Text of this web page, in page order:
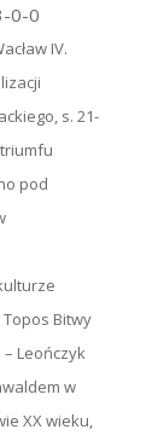
0-0
IV.
s. 21-
pod
Bitwy
Leończyk
w
XX wieku,